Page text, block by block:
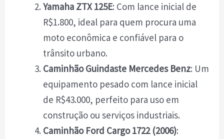
Yamaha ZTX 125E: Com lance inicial de
R$1.800, ideal para quem procura uma
moto econômica e confiável para o
trânsito urbano.
Caminhão Guindaste Mercedes Benz: Um
equipamento pesado com lance inicial
de R$43.000, perfeito para uso em
construção ou serviços industriais.
Caminhão Ford Cargo 1722 (2006):